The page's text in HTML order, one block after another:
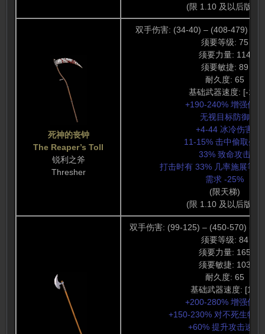
(限 1.10 及以后版本)
死神的丧钟
The Reaper’s Toll
锐利之斧
Thresher
双手伤害: (34-40) – (408-479)
须要等级: 75
须要力量: 114
须要敏捷: 89
耐久度: 65
基础武器速度: [-10]
+190-240% 增强伤害
无视目标防御
+4-44 冰冷伤害
11-15% 击中偷取生命
33% 致命攻击
打击时有 33% 几率施展等
需求 -25%
(限天梯)
(限 1.10 及以后版本)
双手伤害: (99-125) – (450-570)
须要等级: 84
须要力量: 165
须要敏捷: 103
耐久度: 65
基础武器速度: [10]
+200-280% 增强伤害
+150-230% 对不死生物
+60% 提升攻击速度